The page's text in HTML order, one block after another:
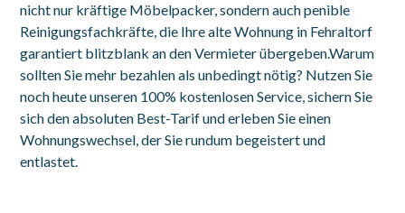
nicht nur kräftige Möbelpacker, sondern auch penible
Reinigungsfachkräfte, die Ihre alte Wohnung in Fehraltorf
garantiert blitzblank an den Vermieter übergeben.Warum
sollten Sie mehr bezahlen als unbedingt nötig? Nutzen Sie
noch heute unseren 100% kostenlosen Service, sichern Sie
sich den absoluten Best-Tarif und erleben Sie einen
Wohnungswechsel, der Sie rundum begeistert und
entlastet.